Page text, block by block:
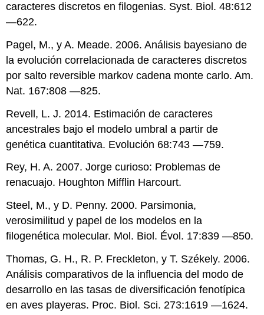
caracteres discretos en filogenias. Syst. Biol. 48:612
—622.
Pagel, M., y A. Meade. 2006. Análisis bayesiano de
la evolución correlacionada de caracteres discretos
por salto reversible markov cadena monte carlo. Am.
Nat. 167:808 —825.
Revell, L. J. 2014. Estimación de caracteres
ancestrales bajo el modelo umbral a partir de
genética cuantitativa. Evolución 68:743 —759.
Rey, H. A. 2007. Jorge curioso: Problemas de
renacuajo. Houghton Mifflin Harcourt.
Steel, M., y D. Penny. 2000. Parsimonia,
verosimilitud y papel de los modelos en la
filogenética molecular. Mol. Biol. Évol. 17:839 —850.
Thomas, G. H., R. P. Freckleton, y T. Székely. 2006.
Análisis comparativos de la influencia del modo de
desarrollo en las tasas de diversificación fenotípica
en aves playeras. Proc. Biol. Sci. 273:1619 —1624.